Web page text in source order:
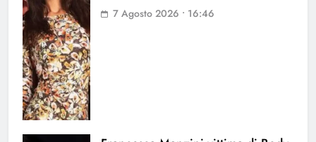
7 Agosto 2026 • 16:46